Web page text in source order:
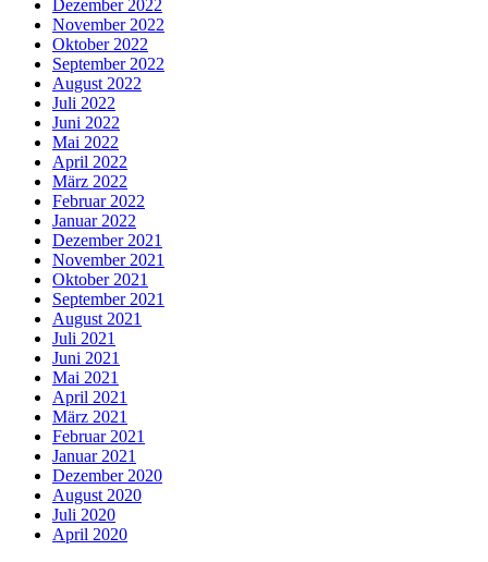
Dezember 2022
November 2022
Oktober 2022
September 2022
August 2022
Juli 2022
Juni 2022
Mai 2022
April 2022
März 2022
Februar 2022
Januar 2022
Dezember 2021
November 2021
Oktober 2021
September 2021
August 2021
Juli 2021
Juni 2021
Mai 2021
April 2021
März 2021
Februar 2021
Januar 2021
Dezember 2020
August 2020
Juli 2020
April 2020